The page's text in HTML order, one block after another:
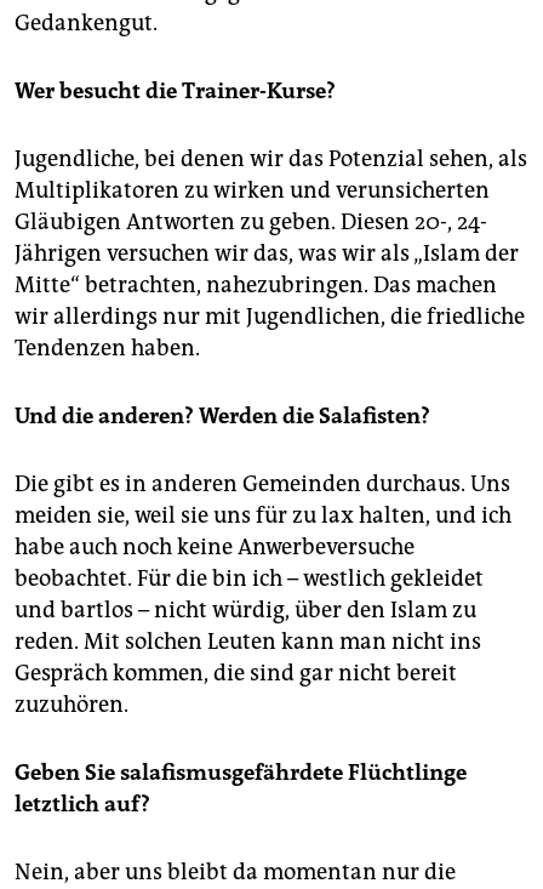
Gedankengut.
Wer besucht die Trainer-Kurse?
Jugendliche, bei denen wir das Potenzial sehen, als
Multiplikatoren zu wirken und verunsicherten
Gläubigen Antworten zu geben. Diesen 20-, 24-
Jährigen versuchen wir das, was wir als „Islam der
Mitte“ betrachten, nahezubringen. Das machen
wir allerdings nur mit Jugendlichen, die friedliche
Tendenzen haben.
Und die anderen? Werden die Salafisten?
Die gibt es in anderen Gemeinden durchaus. Uns
meiden sie, weil sie uns für zu lax halten, und ich
habe auch noch keine Anwerbeversuche
beobachtet. Für die bin ich – westlich gekleidet
und bartlos – nicht würdig, über den Islam zu
reden. Mit solchen Leuten kann man nicht ins
Gespräch kommen, die sind gar nicht bereit
zuzuhören.
Geben Sie salafismusgefährdete Flüchtlinge
letztlich auf?
Nein, aber uns bleibt da momentan nur die